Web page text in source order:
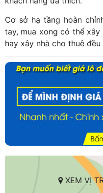
Cơ sở hạ tầng hoàn
tay, mua xong có thể
hay xây nhà cho thuê đều
XEM VỊ